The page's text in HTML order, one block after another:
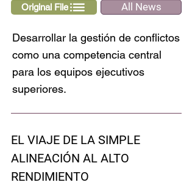
Original File All News
Desarrollar la gestión de conflictos
como una competencia central
para los equipos ejecutivos
superiores.
EL VIAJE DE LA SIMPLE
ALINEACIÓN AL ALTO
RENDIMIENTO